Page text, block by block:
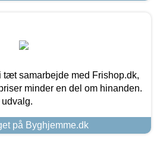
tæt samarbejde med Frishop.dk,
minder en del om hinanden.
på Byghjemme.dk